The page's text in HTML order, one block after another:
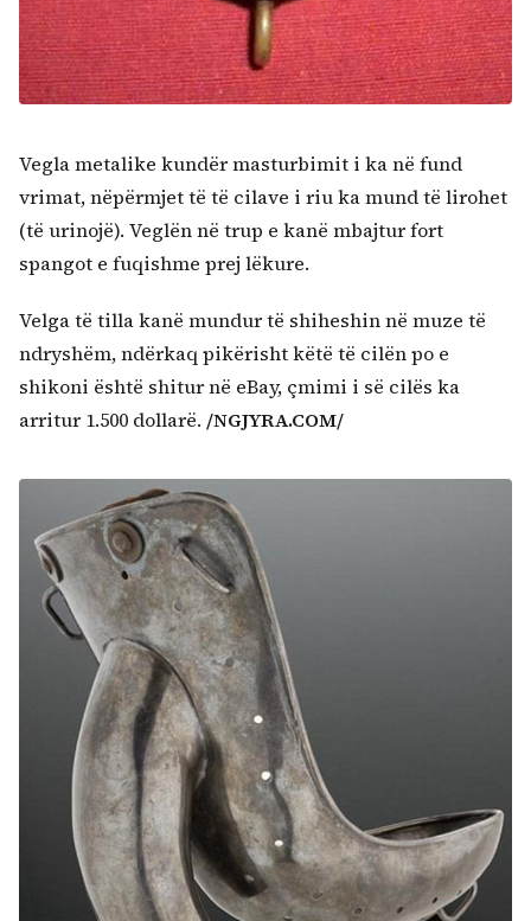
Vegla metalike kundër masturbimit i ka në fund
vrimat, nëpërmjet të të cilave i riu ka mund të lirohet
(të urinojë). Veglën në trup e kanë mbajtur fort
spangot e fuqishme prej lëkure.
Velga të tilla kanë mundur të shiheshin në muze të
ndryshëm, ndërkaq pikërisht këtë të cilën po e
shikoni është shitur në eBay, çmimi i së cilës ka
arritur 1.500 dollarë. /NGJYRA.COM/